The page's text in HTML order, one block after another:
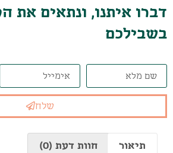
דברו איתנו, ונתאים את
בשבילכם
שלח
תיאור חוות דעת (0)